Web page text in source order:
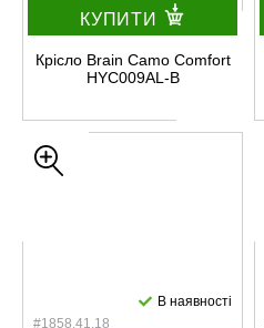
КУПИТИ
Крісло Brain Camo Comfort
HYC009AL-B
#1858.41.18
В наявності